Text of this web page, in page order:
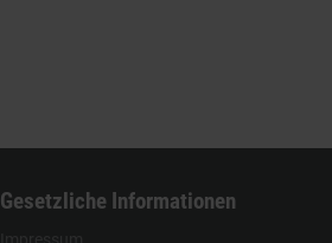
Gesetzliche Informationen